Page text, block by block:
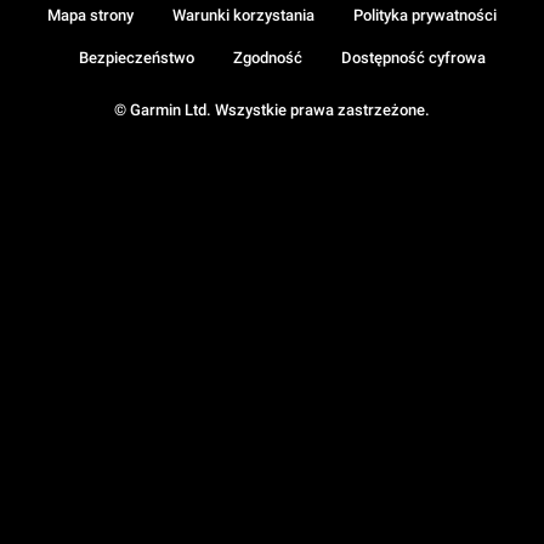
© Garmin Ltd. Wszystkie prawa zastrzeżone.
Mapa strony Warunki korzystania Polityka prywatności
Bezpieczeństwo Zgodność Dostępność cyfrowa